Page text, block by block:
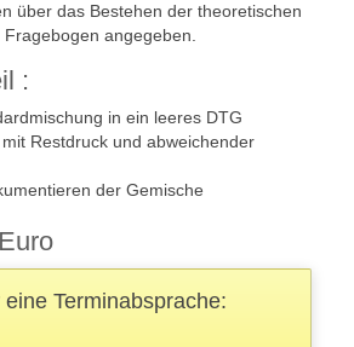
über das Bestehen der theoretischen
angegeben.
:
in ein leeres DTG
Restdruck und abweichender
der Gemische
Terminabsprache: